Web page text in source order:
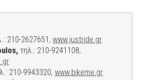
210-2627651,www.justride.gr
τηλ.: 210-9241108,
210-9943320,www.bikeme.gr